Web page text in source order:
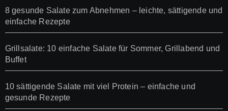
8 gesunde Salate zum Abnehmen – leichte, sättigende und
einfache Rezepte
Grillsalate: 10 einfache Salate für Sommer, Grillabend und
Buffet
10 sättigende Salate mit viel Protein – einfache und
gesunde Rezepte